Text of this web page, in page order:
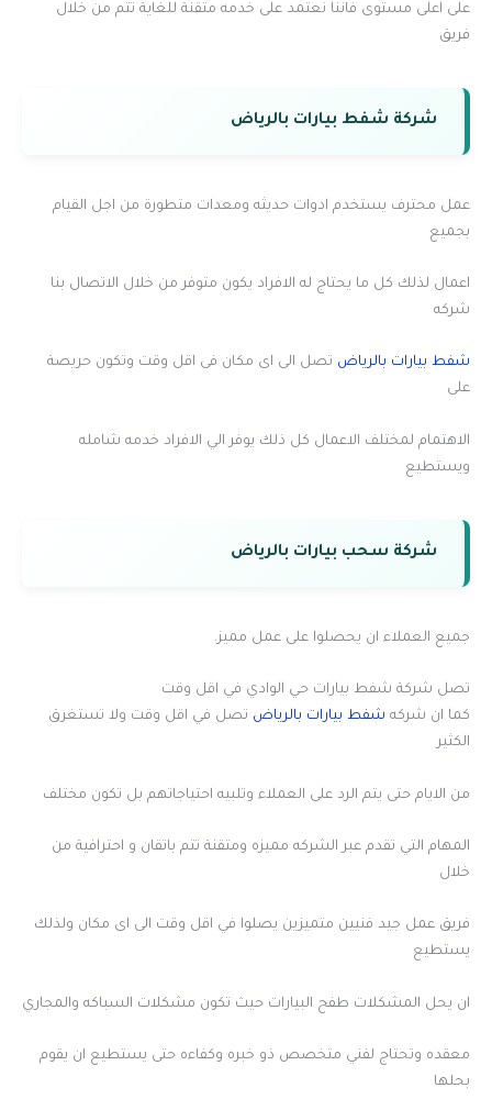
على اعلى مستوى فاننا نعتمد على خدمه متقنة للغاية تتم من خلال
فريق
شركة شفط بيارات بالرياض
عمل محترف يستخدم ادوات حديثه ومعدات متطورة من اجل القيام
بجميع
اعمال لذلك كل ما يحتاج له الافراد يكون متوفر من خلال الاتصال بنا
شركه
شفط بيارات بالرياض تصل الى اى مكان فى اقل وقت وتكون حريصة
على
الاهتمام لمختلف الاعمال كل ذلك يوفر الي الافراد خدمه شامله
ويستطيع
شركة سحب بيارات بالرياض
جميع العملاء ان يحصلوا على عمل مميز.
تصل شركة شفط بيارات حي الوادي في اقل وقت
كما ان شركه شفط بيارات بالرياض تصل في اقل وقت ولا تستغرق
الكثير
من الايام حتى يتم الرد على العملاء وتلبيه احتياجاتهم بل تكون مختلف
المهام التي تقدم عبر الشركه مميزه ومتقنة تتم باتقان و احترافية من
خلال
فريق عمل جيد فنيين متميزين يصلوا في اقل وقت الى اى مكان ولذلك
يستطيع
ان يحل المشكلات طفح البيارات حيث تكون مشكلات السباكه والمجاري
معقده وتحتاج لفني متخصص ذو خبره وكفاءه حتى يستطيع ان يقوم
بحلها